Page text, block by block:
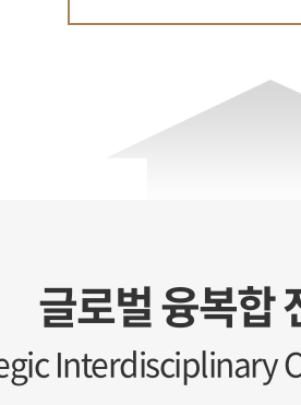
글로벌 융복합
Interdisciplinary